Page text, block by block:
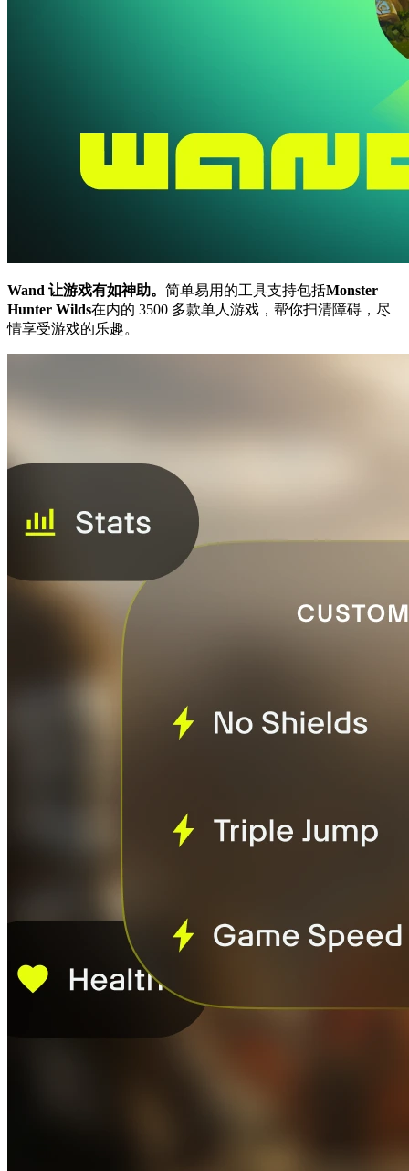
Wand 让游戏有如神助。 简单易用的工具支持包括Monster
Hunter Wilds在内的 3500 多款单人游戏，帮你扫清障碍，尽
情享受游戏的乐趣。